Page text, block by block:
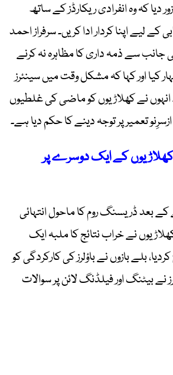
دیا کہ وہ انفرادی ریکارڈز کے ساتھ
لیے اپنا کردار ادا کریں۔ سرفراز احمد
جانب سے ذمہ داری کا مظاہرہ نہ کرنے
کیا اور کہا کہ مشکل وقت میں سینئرز
انہوں نے کھلاڑیوں کو ماضی کی غلطیوں
تعمیر پر توجہ دینے کا حکم دیا ہے۔
کے ایک دوسرے پر
بعد ڈریسنگ روم کا ماحول انتہائی
نے خراب نتائج کا ملبہ ایک
بلے بازوں نے باؤلرز کی کارکردگی کو
نے بیٹنگ اور فیلڈنگ لائن پر سوالات